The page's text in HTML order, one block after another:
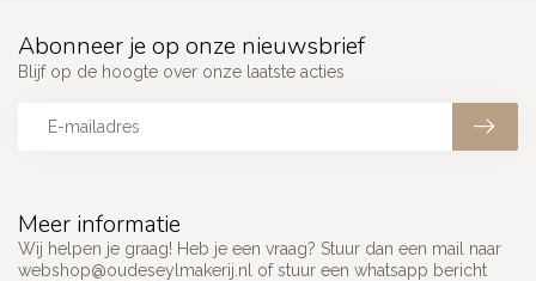
Meer informatie
Wij helpen je graag! Heb je een vraag? Stuur dan een mail naar
webshop@oudeseylmakerij.nl
of stuur een whatsapp bericht
Abonneer je op onze nieuwsbrief
Blijf op de hoogte over onze laatste acties